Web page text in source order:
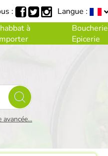
Langue :
à
Boucherie
Epicerie
:
avancée...